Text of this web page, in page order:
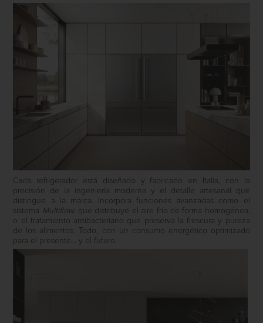
Cada refrigerador está diseñado y fabricado en Italia, con la
precisión de la ingeniería moderna y el detalle artesanal que
distingue a la marca. Incorpora funciones avanzadas como el
sistema Multiflow, que distribuye el aire frío de forma homogénea,
o el tratamiento antibacteriano que preserva la frescura y pureza
de los alimentos. Todo, con un consumo energético optimizado
para el presente… y el futuro.